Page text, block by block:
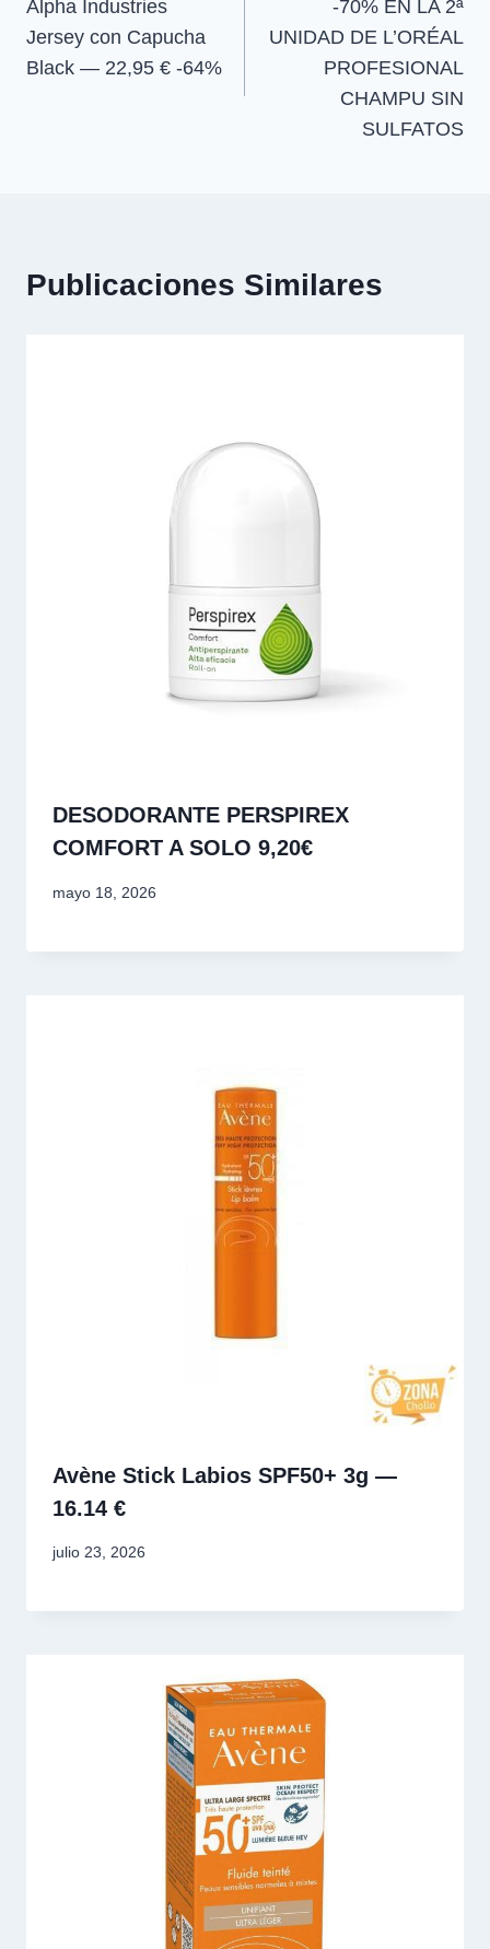
de
entradas
Alpha Industries
Jersey con Capucha
Black — 22,95 € -64%
-70% EN LA 2ª
UNIDAD DE L’ORÉAL
PROFESIONAL
CHAMPU SIN
SULFATOS
Publicaciones Similares
DESODORANTE PERSPIREX
COMFORT A SOLO 9,20€
mayo 18, 2026
Avène Stick Labios SPF50+ 3g —
16.14 €
julio 23, 2026